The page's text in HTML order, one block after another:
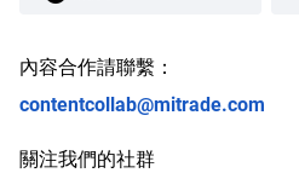
內容合作請聯繫：
contentcollab@mitrade.com
關注我們的社群